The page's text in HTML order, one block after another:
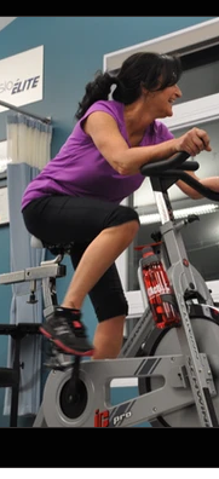
intestinal